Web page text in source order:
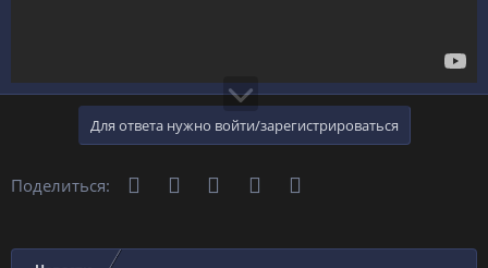
Для ответа нужно войти/зарегистрироваться
Поделиться: ТелеграмВконтактеОдноклассники
WhatsApp